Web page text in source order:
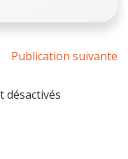
Publication suivante
désactivés